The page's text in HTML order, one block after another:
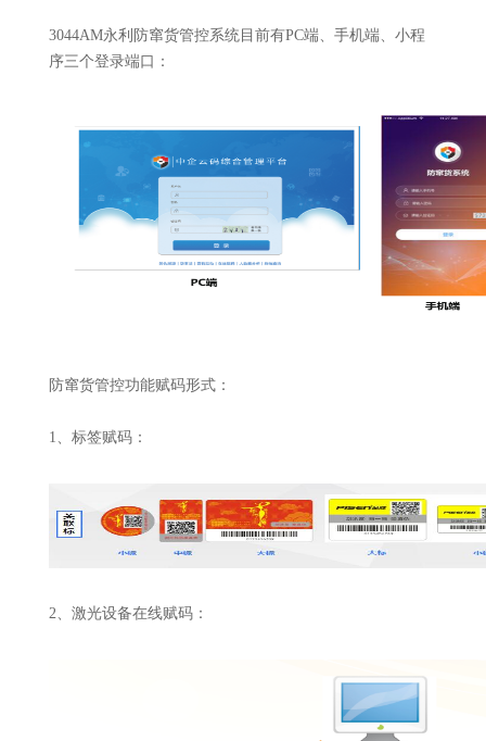
3044AM永利防窜货管控系统目前有PC端、手机端、小程
序三个登录端口：
防窜货管控功能赋码形式：
1、标签赋码：
2、激光设备在线赋码：